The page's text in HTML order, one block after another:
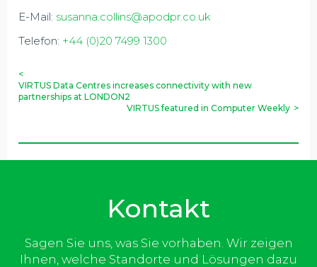
E-Mail: susanna.collins@apodpr.co.uk
Telefon: +44 (0)20 7499 1300
<
VIRTUS Data Centres increases connectivity with new
partnerships at LONDON2
VIRTUS featured in Computer Weekly >
Kontakt
Sagen Sie uns, was Sie vorhaben. Wir zeigen
Ihnen, welche Standorte und Lösungen dazu